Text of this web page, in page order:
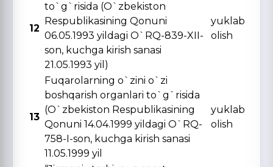
12
to`g`risida (O`zbekiston
Respublikasining Qonuni
06.05.1993 yildagi O`RQ-839-XII-
son, kuchga kirish sanasi
21.05.1993 yil)
yuklab
olish
13
Fuqarolarning o`zini o`zi
boshqarish organlari to`g`risida
(O`zbekiston Respublikasining
Qonuni 14.04.1999 yildagi O`RQ-
758-I-son, kuchga kirish sanasi
11.05.1999 yil
yuklab
olish